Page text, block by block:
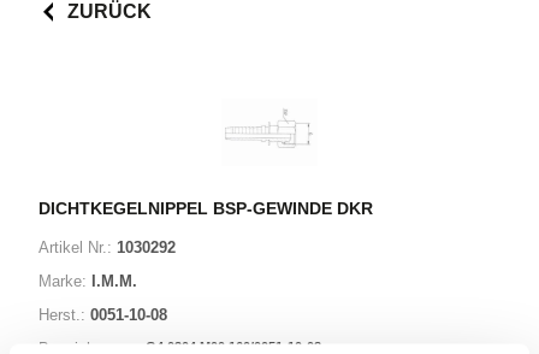
ZURÜCK
DICHTKEGELNIPPEL BSP-GEWINDE DKR
Artikel Nr.: 1030292
Marke: I.M.M.
Herst.: 0051-10-08
Bezeichnung:
G4 0304 M00 160/0051-10-08